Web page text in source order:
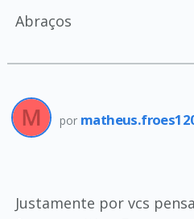
Abraços
por
Justamente por vcs